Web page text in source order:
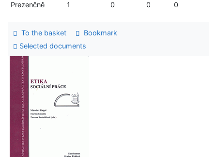
Prezenčně 1 0 0 0
To the basket
Bookmark
Selected documents